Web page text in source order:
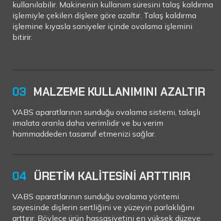
kullanılabilir. Makinenin kullanım süresini talaş kaldırma
işlemiyle çekilen dişlere göre azaltır. Talaş kaldırma
işlemine kıyasla saniyeler içinde ovalama işlemini
bitirir.
03 MALZEME KULLANIMINI AZALTIR
VABS aparatlarının sunduğu ovalama sistemi, talaşlı
imalata oranla daha verimlidir ve bu verim
hammaddeden tasarruf etmenizi sağlar.
04 ÜRETİM KALİTESİNİ ARTTIRIR
VABS aparatlarının sunduğu ovalama yöntemi
sayesinde dişlerin sertliğini ve yüzeyin parlaklığını
arttırır. Böylece ürün hassasiyetini en yüksek düzeye